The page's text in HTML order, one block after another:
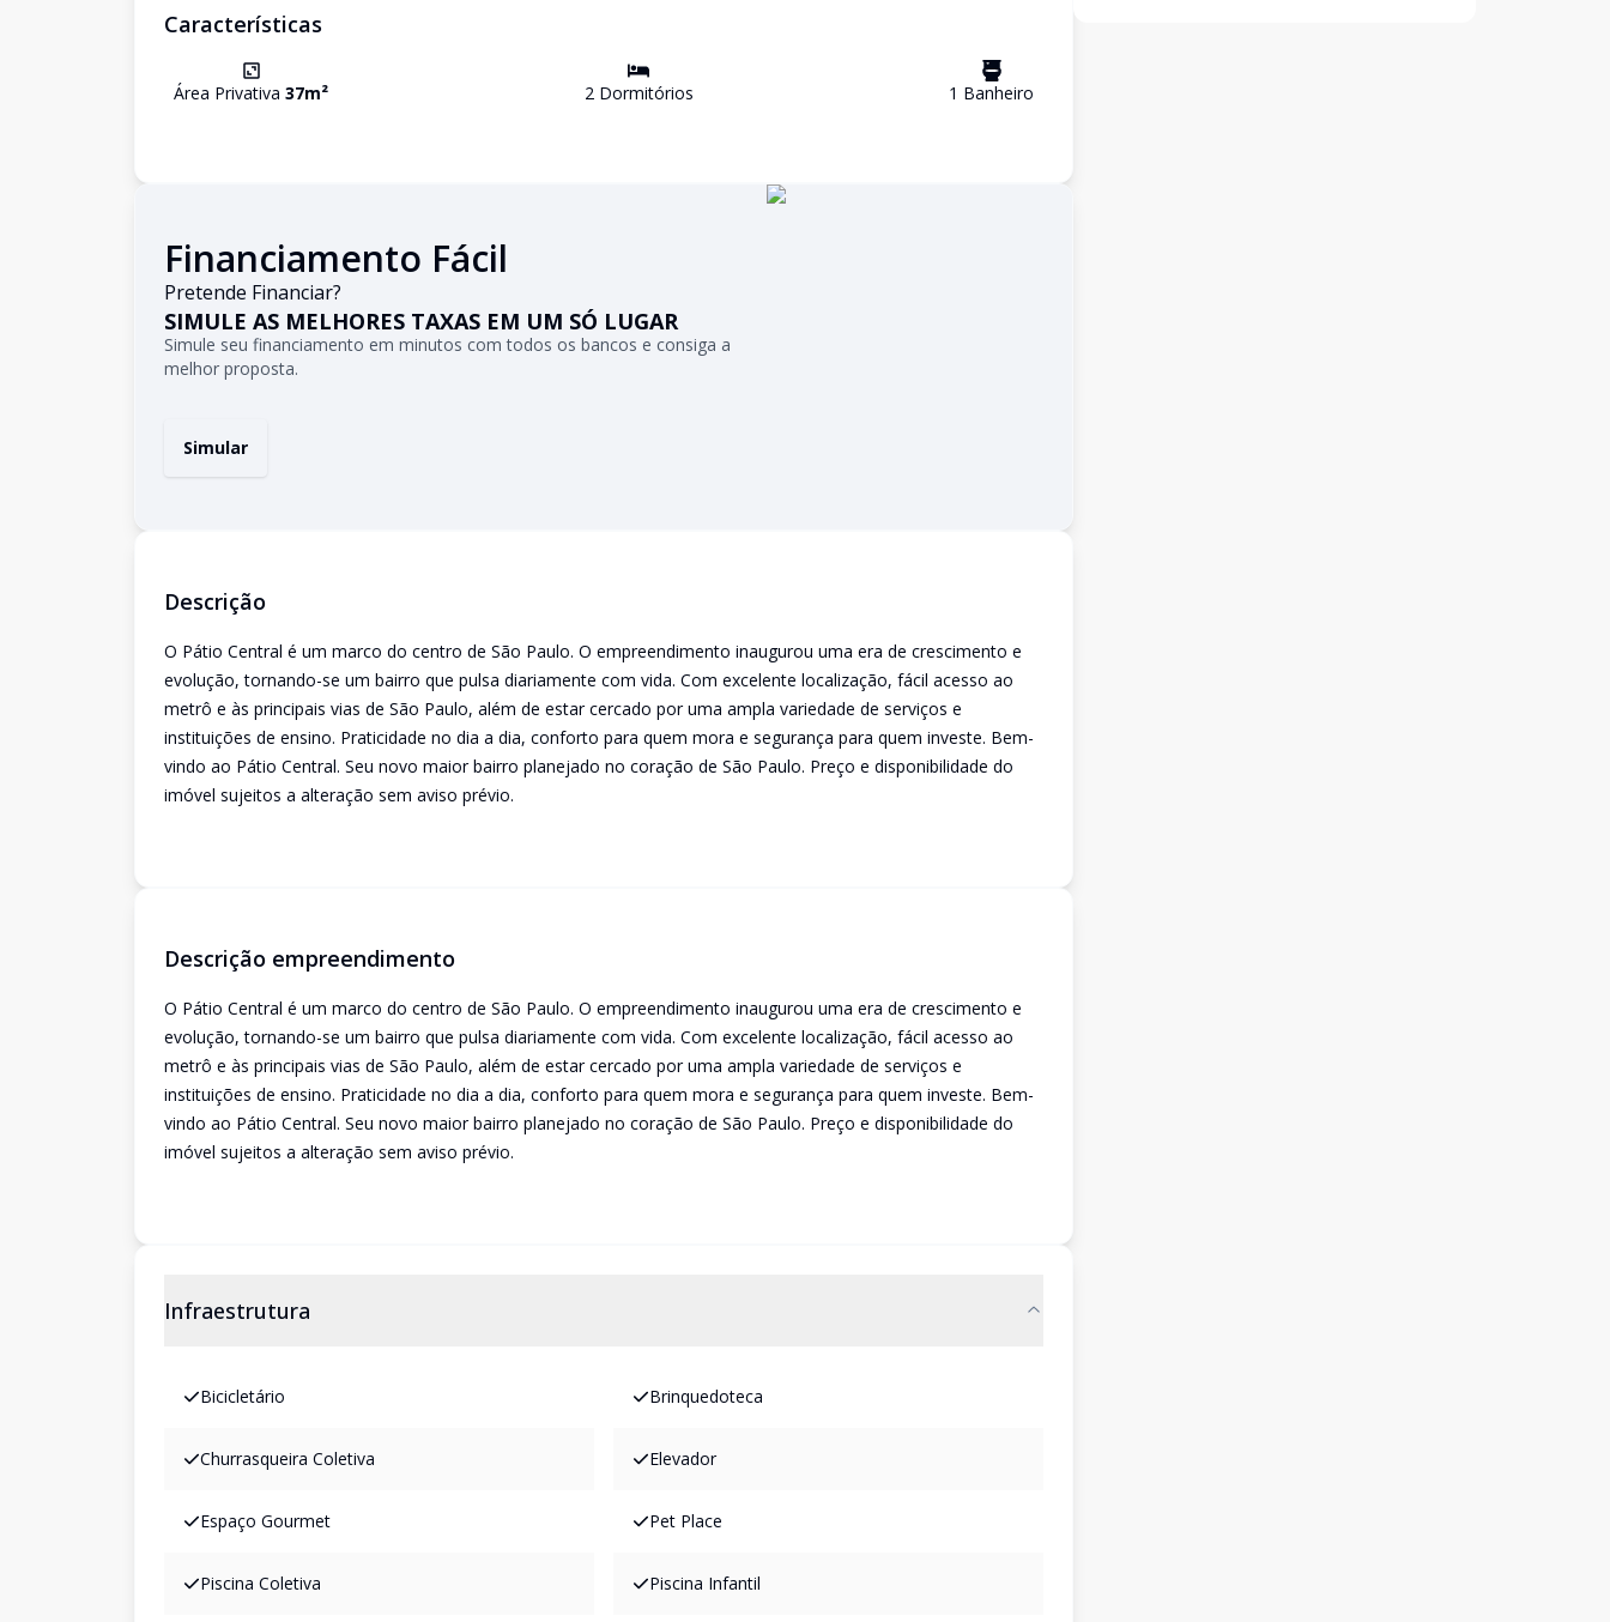
Características
Área Privativa 37m² 2Dormitórios 1 Banheiro
Financiamento Fácil
Pretende Financiar?
SIMULE AS MELHORES TAXAS EM UM SÓ LUGAR
Simule seu financiamento em minutos com todos os bancos e consiga a
melhor proposta.
Simular
Descrição
O Pátio Central é um marco do centro de São Paulo. O empreendimento inaugurou uma era de crescimento e
evolução, tornando-se um bairro que pulsa diariamente com vida. Com excelente localização, fácil acesso ao
metrô e às principais vias de São Paulo, além de estar cercado por uma ampla variedade de serviços e
instituições de ensino. Praticidade no dia a dia, conforto para quem mora e segurança para quem investe. Bem-
vindo ao Pátio Central. Seu novo maior bairro planejado no coração de São Paulo. Preço e disponibilidade do
imóvel sujeitos a alteração sem aviso prévio.
Descrição empreendimento
O Pátio Central é um marco do centro de São Paulo. O empreendimento inaugurou uma era de crescimento e
evolução, tornando-se um bairro que pulsa diariamente com vida. Com excelente localização, fácil acesso ao
metrô e às principais vias de São Paulo, além de estar cercado por uma ampla variedade de serviços e
instituições de ensino. Praticidade no dia a dia, conforto para quem mora e segurança para quem investe. Bem-
vindo ao Pátio Central. Seu novo maior bairro planejado no coração de São Paulo. Preço e disponibilidade do
imóvel sujeitos a alteração sem aviso prévio.
Infraestrutura
Bicicletário Brinquedoteca
Churrasqueira Coletiva Elevador
Espaço Gourmet Pet Place
Piscina Coletiva Piscina Infantil